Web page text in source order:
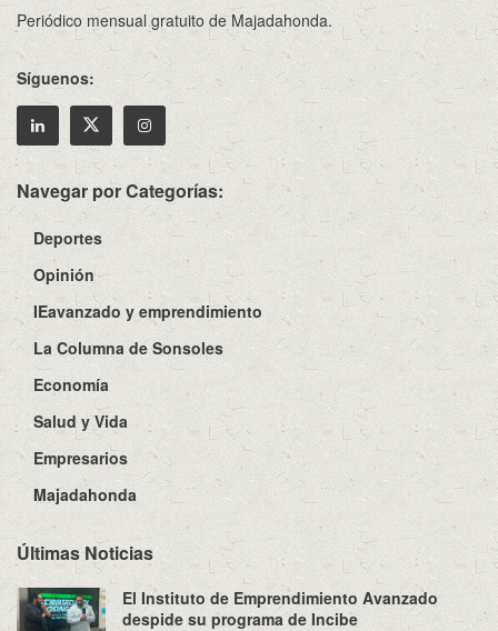
Periódico mensual gratuito de Majadahonda.
Síguenos:
Navegar por Categorías:
Deportes
Opinión
IEavanzado y emprendimiento
La Columna de Sonsoles
Economía
Salud y Vida
Empresarios
Majadahonda
Últimas Noticias
El Instituto de Emprendimiento Avanzado
despide su programa de Incibe